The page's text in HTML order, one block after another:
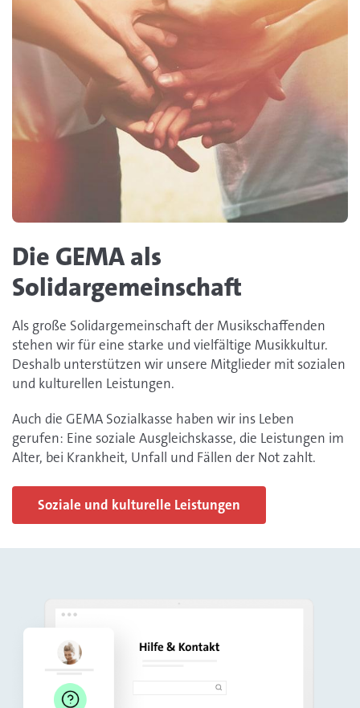
Die GEMA als
Solidargemeinschaft
Als große Solidargemeinschaft der Musikschaffenden
stehen wir für eine starke und vielfältige Musikkultur.
Deshalb unterstützen wir unsere Mitglieder mit sozialen
und kulturellen Leistungen.
Auch die GEMA Sozialkasse haben wir ins Leben
gerufen: Eine soziale Ausgleichskasse, die Leistungen im
Alter, bei Krankheit, Unfall und Fällen der Not zahlt.
Soziale und kulturelle Leistungen